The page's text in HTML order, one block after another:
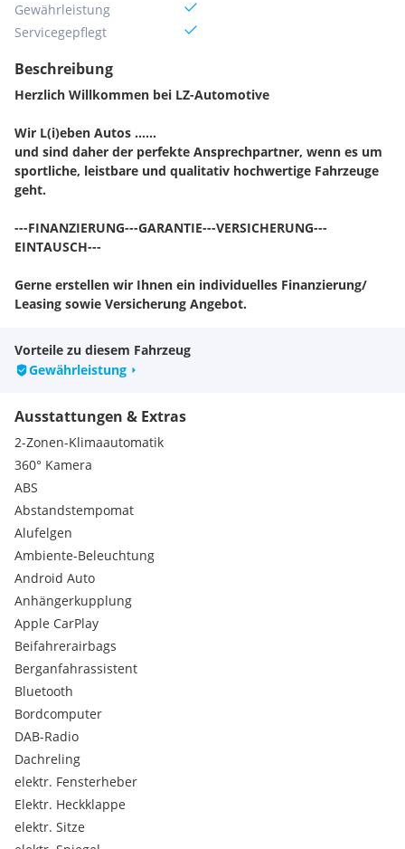
Gewährleistung
Servicegepflegt
Beschreibung
Herzlich Willkommen bei LZ-Automotive
Wir L(i)eben Autos ……
und sind daher der perfekte Ansprechpartner, wenn es um
sportliche, leistbare und qualitativ hochwertige Fahrzeuge
geht.
---FINANZIERUNG---GARANTIE---VERSICHERUNG---
EINTAUSCH---
Gerne erstellen wir Ihnen ein individuelles Finanzierung/
Leasing sowie Versicherung Angebot.
Finanzierungs-Beispiel: Monatliche Rate 498€, Anzahlung
30.000€, Laufzeit 60 Monate, Restwert 31.300€
Problem.
Schicken Sie uns eine Anfrage mit den wichtigsten Keyfacts,
App.
---------------------------------------------------------------------------------
LZ-AUTOMOTIVE ANGEBOT:
-Erstklassige Finanzierungskonditionen mit variablen oder
fixen Zinssatz über unsere Partnerbanken.
-Versicherung zu bestmöglichen Konditionen über unseren
Versicherungsmakler.
-Inklusive: 1. Jahr Gebrauchtwagen GARANTIE
--------------------------------------------------------------------------------
Wir freuen uns auf Ihre Anfrage….
Euer LZ Automotive Team
- Audi
- RSQ3 Sportback
- 2,5 400PS
Vorteile zu diesem Fahrzeug
Gewährleistung
Ausstattungen & Extras
2-Zonen-Klimaautomatik
360° Kamera
ABS
Abstandstempomat
Alufelgen
Ambiente-Beleuchtung
Android Auto
Anhängerkupplung
Apple CarPlay
Beifahrerairbags
Berganfahrassistent
Bluetooth
Bordcomputer
DAB-Radio
Dachreling
elektr. Fensterheber
Elektr. Heckklappe
elektr. Sitze